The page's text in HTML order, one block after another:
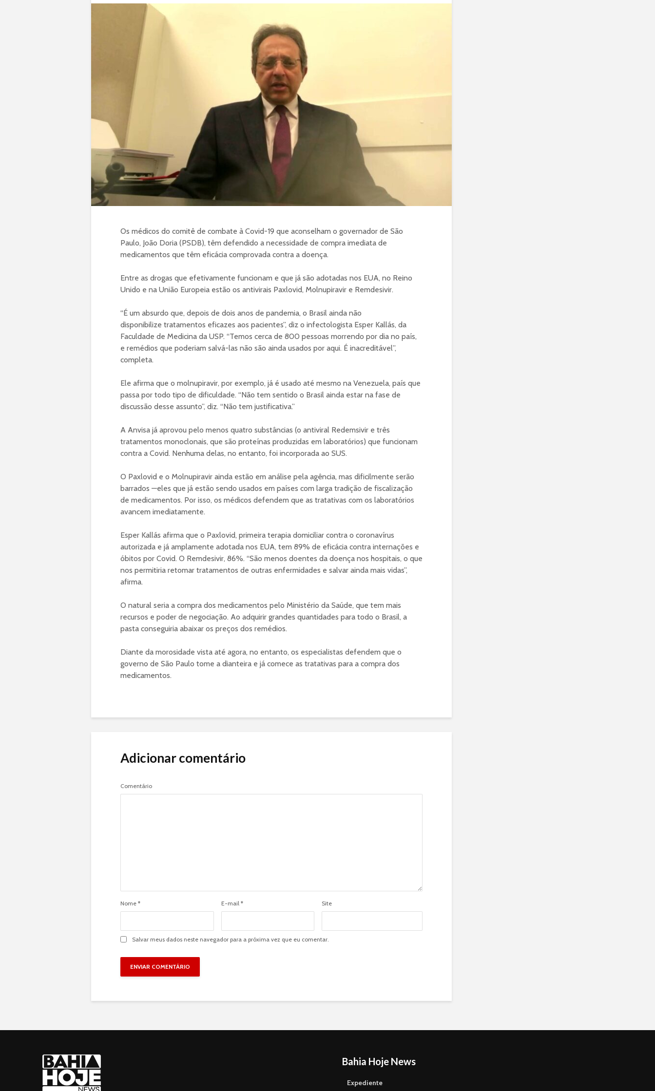
Os médicos do comitê de combate à Covid-19 que aconselham o governador de São
Paulo, João Doria (PSDB), têm defendido a necessidade de compra imediata de
medicamentos que têm eficácia comprovada contra a doença.
Entre as drogas que efetivamente funcionam e que já são adotadas nos EUA, no Reino
Unido e na União Europeia estão os antivirais Paxlovid, Molnupiravir e Remdesivir.
“É um absurdo que, depois de dois anos de pandemia, o Brasil ainda não
disponibilize tratamentos eficazes aos pacientes”, diz o infectologista Esper Kallás, da
Faculdade de Medicina da USP. “Temos cerca de 800 pessoas morrendo por dia no país,
e remédios que poderiam salvá-las não são ainda usados por aqui. É inacreditável”,
completa.
Ele afirma que o molnupiravir, por exemplo, já é usado até mesmo na Venezuela, país que
passa por todo tipo de dificuldade. “Não tem sentido o Brasil ainda estar na fase de
discussão desse assunto”, diz. “Não tem justificativa.”
A Anvisa já aprovou pelo menos quatro substâncias (o antiviral Redemsivir e três
tratamentos monoclonais, que são proteínas produzidas em laboratórios) que funcionam
contra a Covid. Nenhuma delas, no entanto, foi incorporada ao SUS.
O Paxlovid e o Molnupiravir ainda estão em análise pela agência, mas dificilmente serão
barrados —eles que já estão sendo usados em países com larga tradição de fiscalização
de medicamentos. Por isso, os médicos defendem que as tratativas com os laboratórios
avancem imediatamente.
Esper Kallás afirma que o Paxlovid, primeira terapia domiciliar contra o coronavírus
autorizada e já amplamente adotada nos EUA, tem 89% de eficácia contra internações e
óbitos por Covid. O Remdesivir, 86%. “São menos doentes da doença nos hospitais, o que
nos permitiria retomar tratamentos de outras enfermidades e salvar ainda mais vidas”,
afirma.
O natural seria a compra dos medicamentos pelo Ministério da Saúde, que tem mais
recursos e poder de negociação. Ao adquirir grandes quantidades para todo o Brasil, a
pasta conseguiria abaixar os preços dos remédios.
Diante da morosidade vista até agora, no entanto, os especialistas defendem que o
governo de São Paulo tome a dianteira e já comece as tratativas para a compra dos
medicamentos.
Adicionar comentário
Comentário
Nome * E-mail * Site
Salvar meus dados neste navegador para a próxima vez que eu comentar.
Bahia Hoje News
Expediente